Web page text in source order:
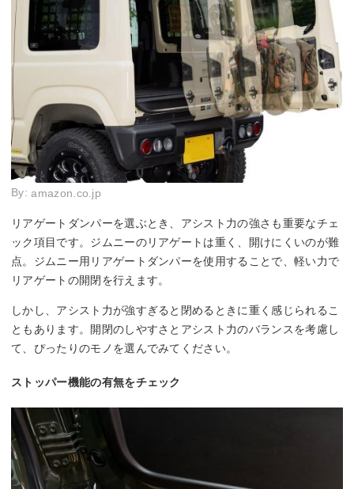
By:amazon.co.jp
リアゲートダンパーを選ぶとき、アシスト力の強さも重要なチェ
ック項目です。ジムニーのリアゲートは重く、開けにくいのが難
点。ジムニー用リアゲートダンパーを使用することで、軽い力で
リアゲートの開閉を行えます。
しかし、アシスト力が強すぎると閉めるときに重く感じられるこ
ともあります。開閉のしやすさとアシスト力のバランスを考慮し
て、ぴったりのモノを選んでみてください。
ストッパー機能の有無をチェック